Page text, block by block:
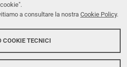
a consultare la nostra Cookie Policy.
COOKIE TECNICI
personali